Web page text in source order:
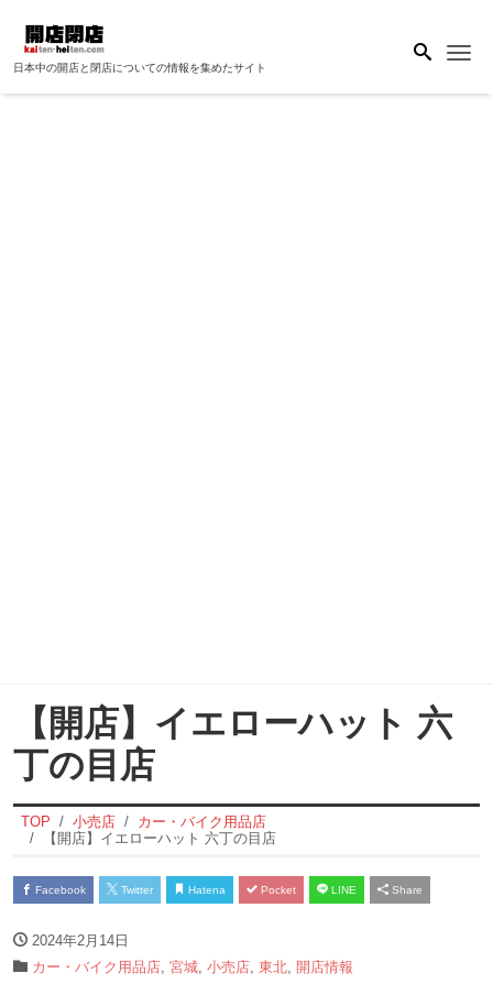
日本中の開店と閉店についての情報を集めたサイト
【開店】イエローハット 六
丁の目店
TOP 小売店
カー・バイク用品店
【開店】イエローハット 六丁の目店
Facebook Twitter Hatena Pocket LINE Share
2024年2月14日
カー・バイク用品店 宮城 小売店 東北 開店情報